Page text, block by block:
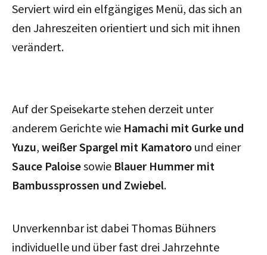
Serviert wird ein elfgängiges Menü, das sich an
den Jahreszeiten orientiert und sich mit ihnen
verändert.
Auf der Speisekarte stehen derzeit unter
anderem Gerichte wie Hamachi mit Gurke und
Yuzu, weißer Spargel mit Kamatoro und einer
Sauce Paloisesowie Blauer Hummer mit
Bambussprossen und Zwiebel.
Unverkennbar ist dabei Thomas Bühners
individuelle und über fast drei Jahrzehnte